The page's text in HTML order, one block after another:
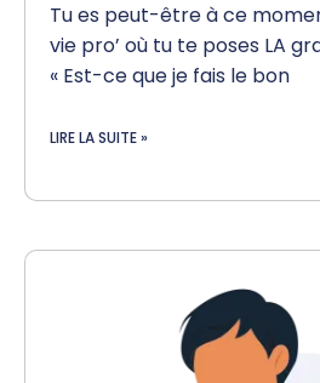
Tu es peut-être à ce
vie pro’ où tu te poses LA
« Est-ce que je fais le bon
LIRE LA SUITE »